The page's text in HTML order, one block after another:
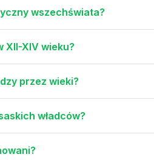
wszechświata?
XII-XIV wieku?
przez wieki?
władców?